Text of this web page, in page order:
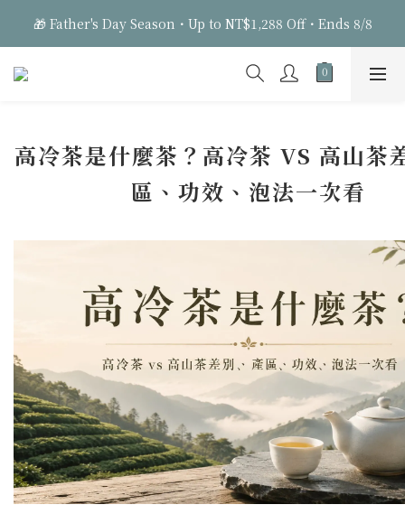
🎁 Father's Day Season・Up to NT$1,288 Off・Ends 8/8
🎁 Father's Day Season・Up to NT$1,288 Off・Ends 8/8
2
1
2
1
2
1
7
6
1
7
6
1
0
7
6
1
0
:
5
4
2
8
7
6
5
2
1
0
Seconds
高冷茶是什麼茶？高冷茶 VS 高山茶
區、功效、泡法一次看